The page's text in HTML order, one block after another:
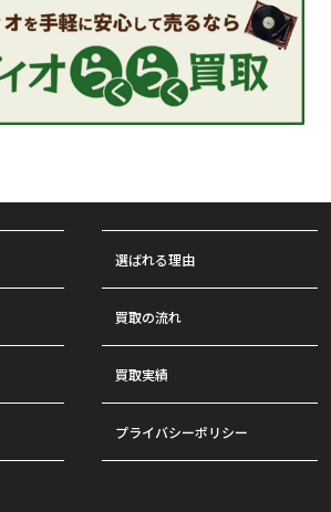
選ばれる理由
買取の流れ
買取実績
プライバシーポリシー